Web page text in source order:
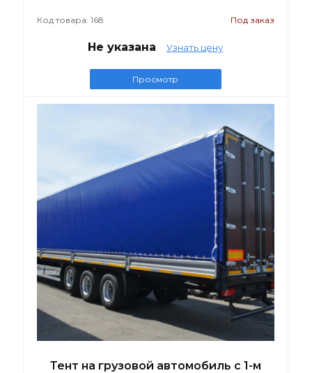
Код товара: 168 Под заказ
Не указана Узнать цену
Просмотр
Тент на грузовой автомобиль с 1-м